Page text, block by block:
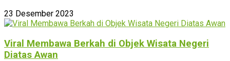
23 Desember 2023
Viral Membawa Berkah di Objek Wisata Negeri
Diatas Awan